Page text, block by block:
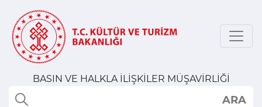
BASIN VE HALKLA İLİŞKİLER MÜŞAVİRLİĞİ
ARA